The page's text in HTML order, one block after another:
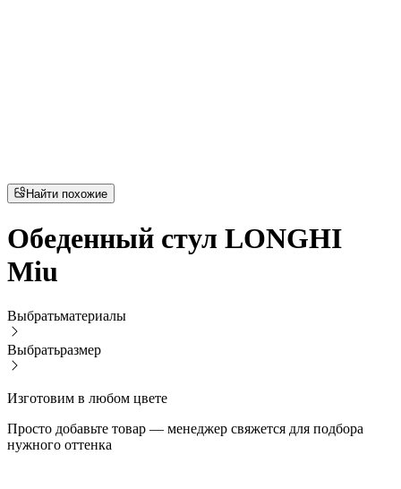
Найти похожие
Обеденный стул LONGHI
Miu
Выбратьматериалы
Выбратьразмер
Изготовим в любом цвете
Просто добавьте товар — менеджер свяжется для подбора
нужного оттенка